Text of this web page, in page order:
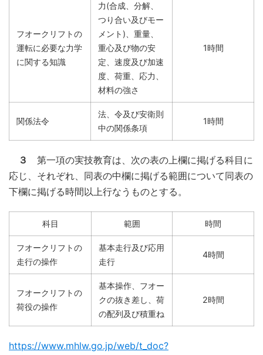
フオークリフトの
運転に必要な力学
に関する知識
力(合成、分解、
つり合い及びモー
メント)、重量、
重心及び物の安
定、速度及び加速
度、荷重、応力、
材料の強さ
1時間
関係法令
法、令及び安衛則
中の関係条項
1時間
３
第一項の実技教育は、次の表の上欄に掲げる科目に
応じ、それぞれ、同表の中欄に掲げる範囲について同表の
下欄に掲げる時間以上行なうものとする。
科目 範囲 時間
フオークリフトの
走行の操作
基本走行及び応用
走行
4時間
フオークリフトの
荷役の操作
基本操作、フオー
クの抜き差し、荷
の配列及び積重ね
2時間
https://www.mhlw.go.jp/web/t_doc?